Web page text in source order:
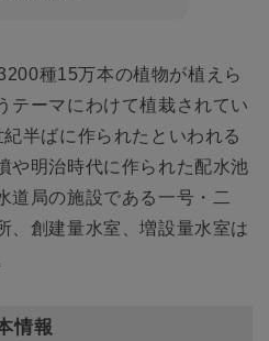
種15万本の植物が植えら
テーマにわけて植栽されてい
半ばに作られたといわれる
や明治時代に作られた配水池
道局の施設である一号・二
、創建量水室、増設量水室は
情報